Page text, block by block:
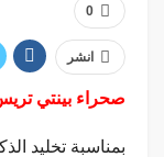
0
انشر
صحراء بينتي
بمناسبة تخليد الذكرى 70